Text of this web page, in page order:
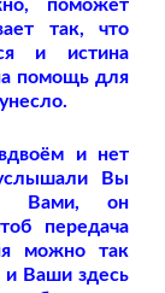
поможет
так, что
и истина
помощь для
и нет
Вы
с Вами, он
передача
можно так
и Ваши здесь